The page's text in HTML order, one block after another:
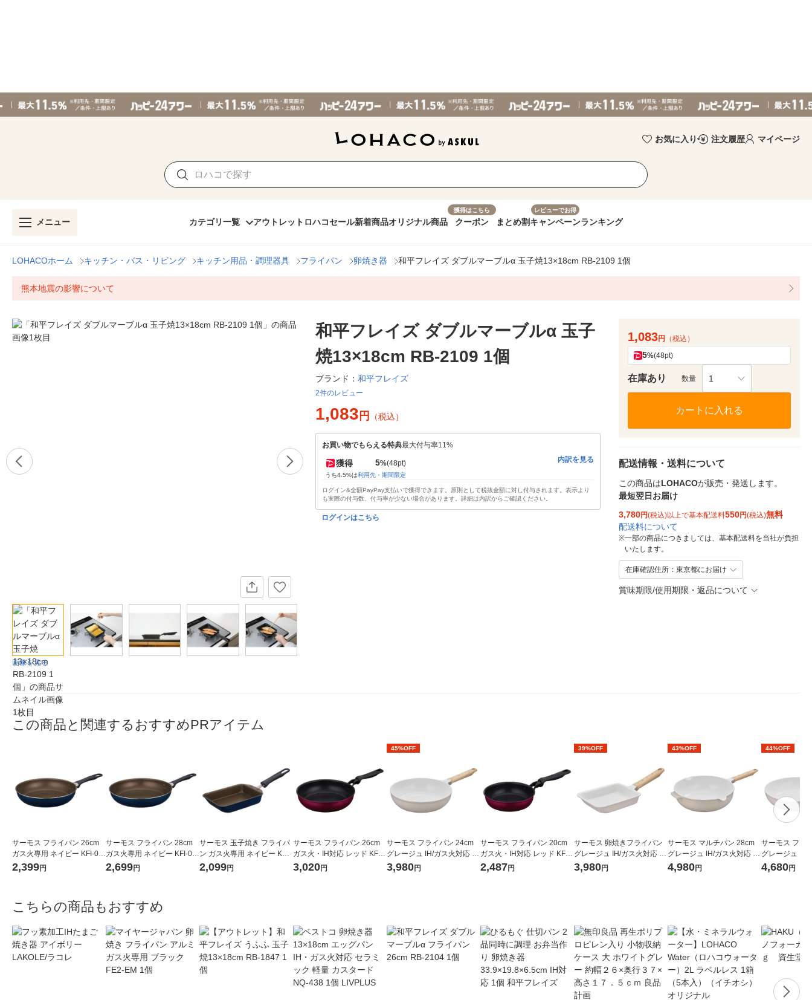
お気に入り 注文履歴 マイページ
メニュー カテゴリ一覧 アウトレット ロハコセール新着商品オリジナル商品
獲得はこちら
クーポン まとめ割
レビューでお得
キャンペーンランキング
LOHACOホーム キッチン・バス・リビング キッチン用品・調理器具 フライパン 卵焼き器 和平フレイズ ダブルマーブルα 玉子焼13×18cm RB-2109 1個
熊本地震の影響について
画像を見る
和平フレイズ ダブルマーブルα 玉子
焼13×18cm RB-2109 1個
ブランド： 和平フレイズ
2件のレビュー
1,083 円 （税込）
お買い物でもらえる特典最大付与率11%
獲得 5%(48pt)
うち4.5%は利用先・期間限定
内訳を見る
ログイン&全額PayPay支払いで獲得できます。原則として税抜金額に対し付与されます。表示より
も実際の付与数、付与率が少ない場合があります。詳細は内訳からご確認ください。
ログインはこちら
1,083円 （税込）
5%(48pt)
在庫あり 数量 1
カートに入れる
配送情報・送料について
この商品はLOHACOが販売・発送します。
最短翌日お届け
3,780円(税込)以上で基本配送料550円(税込)無料
配送料について
※一部の商品につきましては、基本配送料を当社が負担
いたします。
在庫確認住所：東京都にお届け
賞味期限/使用期限・返品について
この商品と関連するおすすめPRアイテム
サーモス フライパン 26cm
ガス火専用 ネイビー KFI-02
6 NVY 1個
2,399円
サーモス フライパン 28cm
ガス火専用 ネイビー KFI-02
8 NVY 1個
2,699円
サーモス 玉子焼き フライパ
ン ガス火専用 ネイビー KFI-
013E NVY 1個
2,099円
サーモス フライパン 26cm
ガス火・IH対応 レッド KFM-
026 R1個
3,020円
45%OFF
サーモス フライパン 24cm
グレージュ IH/ガス火対応 K
FO-024 GG 1個 深型設計 軽
3,980円
サーモス フライパン 20cm
ガス火・IH対応 レッド KFM-
020 R1個
2,487円
39%OFF
サーモス 卵焼きフライパン
グレージュ IH/ガス火対応 K
FO-013E GG 1個 軽量 フッ
3,980円
43%OFF
サーモス マルチパン 28cm
グレージュ IH/ガス火対応 K
FOー028W GG1個 深型設計
4,980円
44%OFF
サーモス フラ
グレージュ IH/
FO-028 GG 1
4,680円
こちらの商品もおすすめ